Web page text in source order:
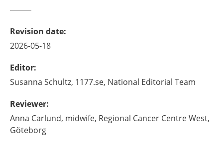
Revision date:
2026-05-18
Editor:
Susanna Schultz, 1177.se, National Editorial Team
Reviewer:
Anna Carlund, midwife, Regional Cancer Centre West,
Göteborg